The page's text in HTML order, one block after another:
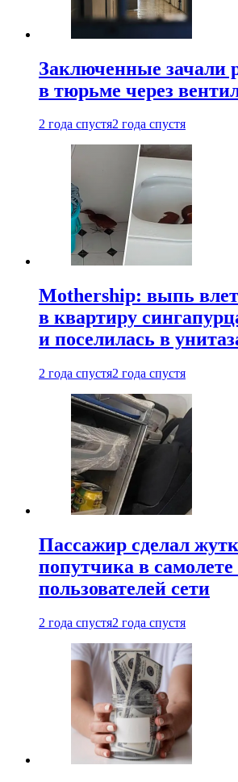
Заключенные зачали
в тюрьме через
2 года спустя2 года спустя
Mothership: выпь
в квартиру
и поселилась в
2 года спустя2 года спустя
Пассажир сделал
попутчика в
пользователей сети
2 года спустя2 года спустя